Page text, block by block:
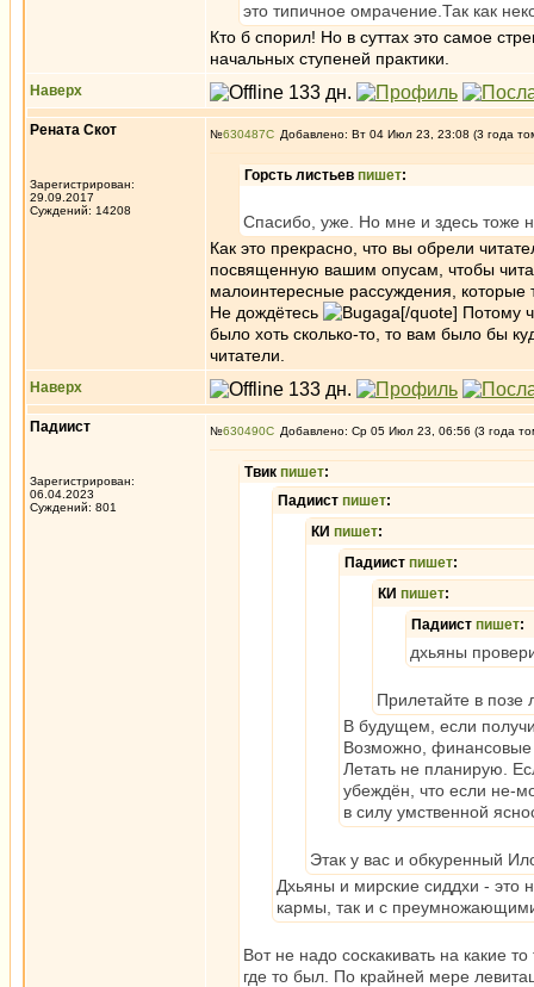
это типичное омрачение.Так как
Кто б спорил! Но в суттах это самое
начальных ступеней практики.
Наверх
Рената Скот
Зарегистрирован:
29.09.2017
Суждений: 14208
№630487 Добавлено: Вт 04 Июл 23, 23:08 (3 года
Горсть листьев пишет:
Спасибо, уже. Но мне и здесь тоже
Как это прекрасно, что вы обрели
посвященную вашим опусам, чтобы
малоинтересные рассуждения,
Не дождётесь
[/quote] Потому
было хоть сколько-то, то вам было бы
читатели.
Наверх
Падиист
Зарегистрирован:
06.04.2023
Суждений: 801
№630490 Добавлено: Ср 05 Июл 23, 06:56 (3 года
Твик пишет:
Падиист пишет:
КИ пишет:
Падиист пишет:
КИ пишет:
Падиист пишет:
дхьяны
Прилетайте в позе
В будущем, если
Возможно, финансовые
Летать не планирую.
убеждён, что если не-
в силу умственной
Этак у вас и обкуренный
Дхьяны и мирские сиддхи - это
кармы, так и с
Вот не надо соскакивать на какие
где то был. По крайней мере